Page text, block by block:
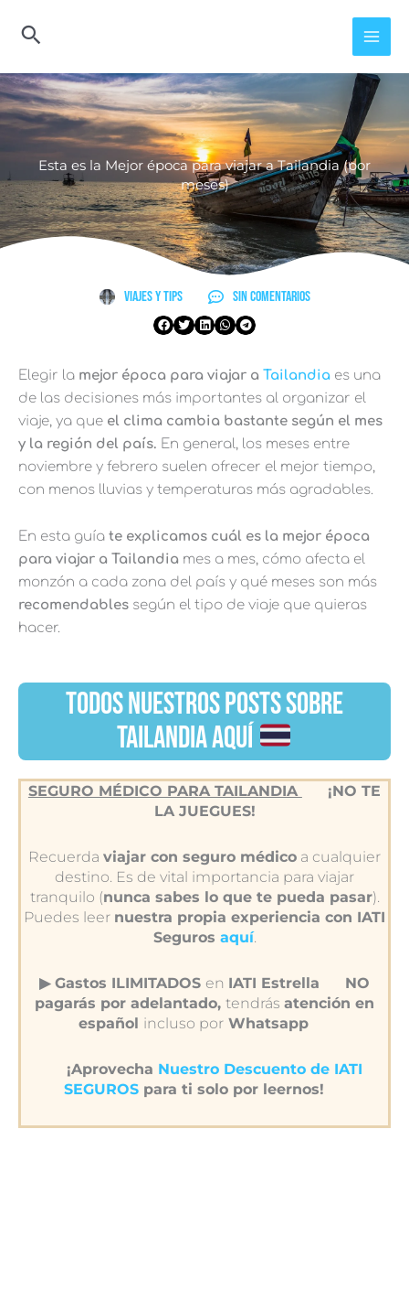
Esta es la Mejor época para viajar a Tailandia (por
meses)
Viajes y Tips Sin comentarios
Elegir la mejor época para viajar a Tailandia es una
de las decisiones más importantes al organizar el
viaje, ya que el clima cambia bastante según el mes
y la región del país. En general, los meses entre
noviembre y febrero suelen ofrecer el mejor tiempo,
con menos lluvias y temperaturas más agradables.
En esta guía te explicamos cuál es la mejor época
para viajar a Tailandia mes a mes, cómo afecta el
monzón a cada zona del país y qué meses son más
recomendables según el tipo de viaje que quieras
hacer.
TODOS NUESTROS POSTS SOBRE
TAILANDIA AQUÍ
SEGURO MÉDICO PARA TAILANDIA
¡NO TE
LA JUEGUES!
Recuerda viajar con seguro médico a cualquier
destino. Es de vital importancia para viajar
tranquilo (nunca sabes lo que te pueda pasar).
Puedes leer nuestra propia experiencia con IATI
Seguros aquí.
▶︎ Gastos ILIMITADOS en IATI Estrella
NO
pagarás por adelantado, tendrás atención en
español incluso por Whatsapp
¡Aprovecha Nuestro Descuento de IATI
SEGUROSpara ti solo por leernos!